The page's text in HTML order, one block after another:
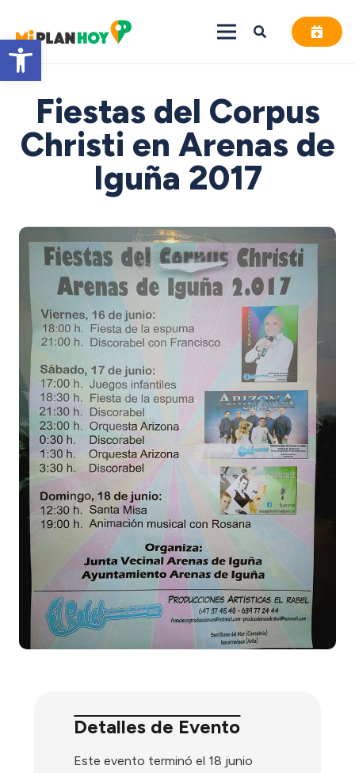
Abrir barra de herramientas
Fiestas del Corpus
Christi en Arenas de
Iguña 2017
Detalles de Evento
Este evento terminó el 18 junio